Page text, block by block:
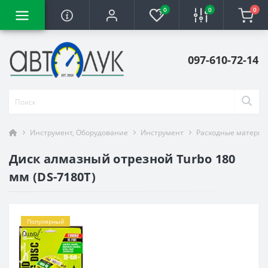
0 0 0
097-610-72-14
Инструмент, Оборудование Инструмент Расходные
Диск алмазный отрезной Turbo 180
мм (DS-7180T)
Популярный